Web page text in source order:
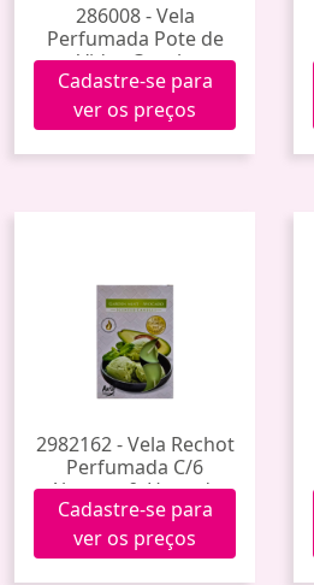
286008 - Vela
Perfumada Pote de
Vidro Canela
Cadastre-se para
ver os preços
2982162 - Vela Rechot
Perfumada C/6
Abacate & Hort. de
Jardim
Cadastre-se para
ver os preços